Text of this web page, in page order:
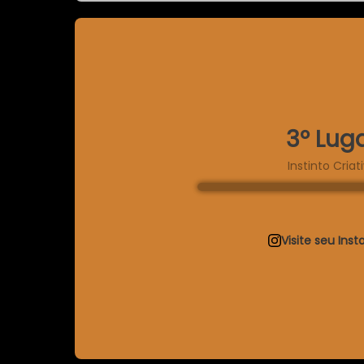
3º
Instinto
Visite seu